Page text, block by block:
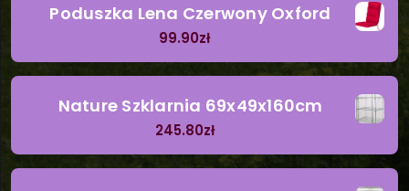
Poduszka Lena Czerwony Oxford
99.90zł
Nature Szklarnia 69x49x160cm
245.80zł